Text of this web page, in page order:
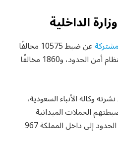
الداخلية
عن ضبط 10575 مخالفًا
لنظام الإقامة، و3726 مخالفًا لنظام أمن الحدود، و1860 مخالفًا
وكالة الأنباء السعودية،
الحملات الميدانية
المشتركة خلال محاولتهم عبور الحدود إلى داخل المملكة 967